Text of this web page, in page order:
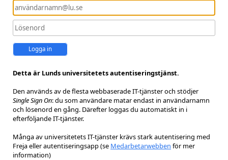
Logga in
Detta är Lunds universitetets autentiseringstjänst.
Den används av de flesta webbaserade IT-tjänster och stödjer
Single Sign On: du som användare matar endast in användarnamn
och lösenord en gång. Därefter loggas du automatiskt in i
efterföljande IT-tjänster.
Många av universitetets IT-tjänster krävs stark autentisering med
Freja eller autentiseringsapp (se Medarbetarwebben för mer
information)